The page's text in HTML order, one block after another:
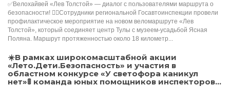
✅Велохайвей «Лев Толстой» — диалог с пользователями маршрута о
безопасности! 🚴‍♂Сотрудники региональной Госавтоинспекции провели
профилактическое мероприятие на новом веломаршруте «Лев
Толстой», который соединяет центр Тулы с музеем-усадьбой Ясная
Поляна. Маршрут протяженностью около 18 километр...
☀️В рамках широкомасштабной акции
«Лето.Дети.Безопасность» и участия в
областном конкурсе «У светофора каникул
нет»🚦 команда юных помощников инспекторов...